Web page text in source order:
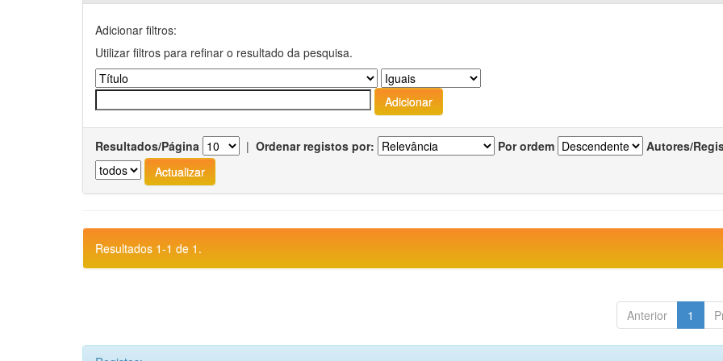
Adicionar filtros:
Utilizar filtros para refinar o resultado da pesquisa.
Resultados/Página | Ordenar registos por: Por ordem Autores/
Resultados 1-1 de 1.
Anterior 1